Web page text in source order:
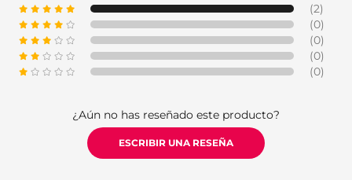
(2)
(0)
(0)
(0)
(0)
¿Aún no has reseñado este producto?
ESCRIBIR UNA RESEÑA